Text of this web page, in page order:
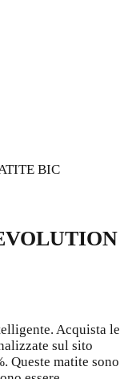
BIC
Acquista le
sul sito
Queste matite sono